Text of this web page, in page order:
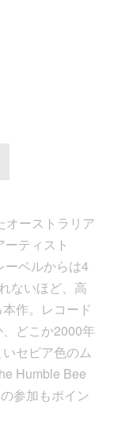
オーストラリア
ティスト
ーベルからは4
ないほど、高
作。レコード
どこか2000年
セピア色のム
Humble Bee
参加もポイン